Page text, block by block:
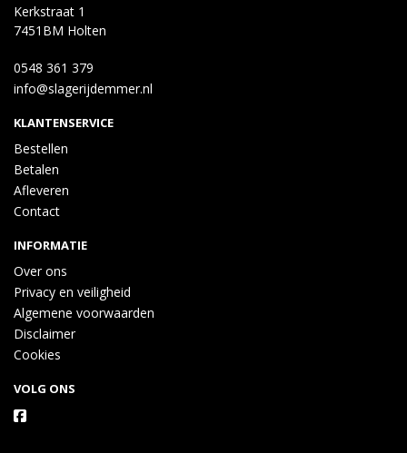
Kerkstraat 1
7451BM Holten
0548 361 379
info@slagerijdemmer.nl
KLANTENSERVICE
Bestellen
Betalen
Afleveren
Contact
INFORMATIE
Over ons
Privacy en veiligheid
Algemene voorwaarden
Disclaimer
Cookies
VOLG ONS